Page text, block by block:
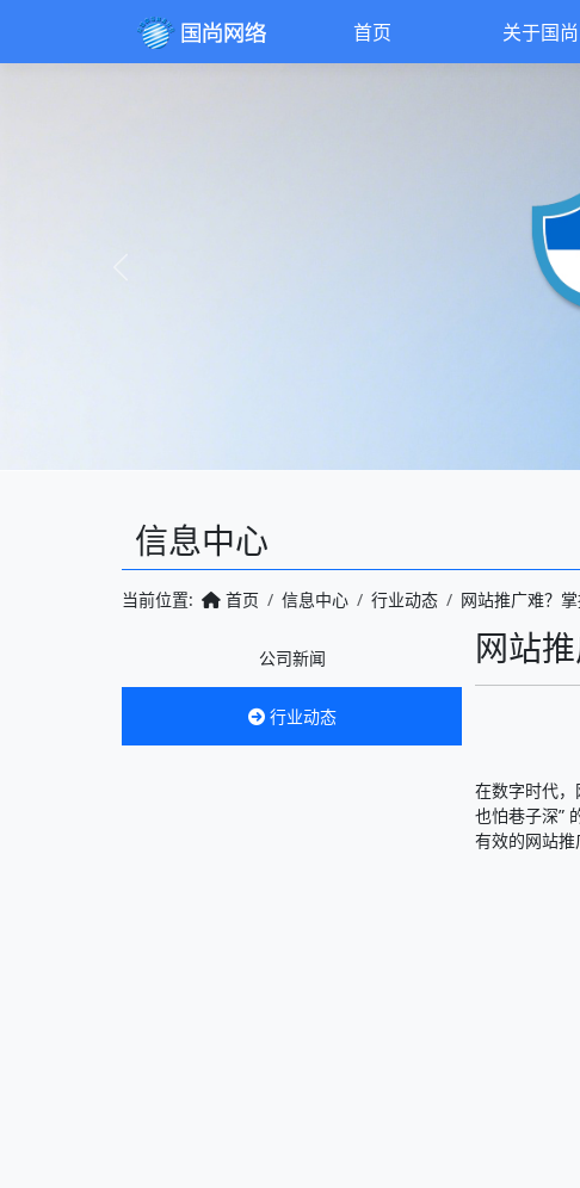
首页 关于国尚
信息中心
当前位置: 首页 信息中心 行业动态 网站推广难？
公司新闻
行业动态
网站
在数字时代
也怕巷子深”
有效的网站推